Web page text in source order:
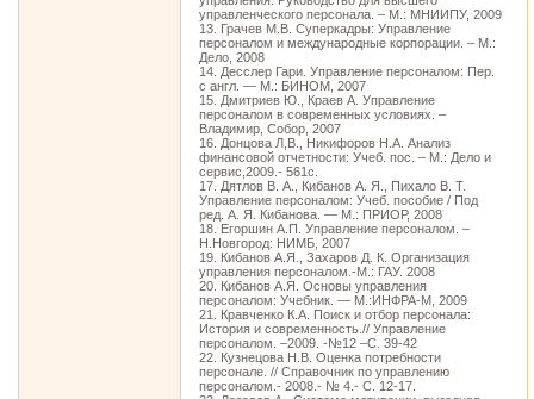
управленческого персонала. – М.: МНИИПУ, 2009
13. Грачев М.В. Суперкадры: Управление
персоналом и международные корпорации. – М.:
Дело, 2008
14. Десслер Гари. Управление персоналом: Пер.
с англ. — М.: БИНОМ, 2007
15. Дмитриев Ю., Краев А. Управление
персоналом в современных условиях. –
Владимир, Собор, 2007
16. Донцова Л,В., Никифоров Н.А. Анализ
финансовой отчетности: Учеб. пос. – М.: Дело и
сервис,2009.- 561с.
17. Дятлов В. А., Кибанов А. Я., Пихало В. Т.
Управление персоналом: Учеб. пособие / Под
ред. А. Я. Кибанова. — М.: ПРИОР, 2008
18. Егоршин А.П. Управление персоналом. –
Н.Новгород: НИМБ, 2007
19. Кибанов А.Я., Захаров Д. К. Организация
управления персоналом.-М.: ГАУ. 2008
20. Кибанов А.Я. Основы управления
персоналом: Учебник. — М.:ИНФРА-М, 2009
21. Кравченко К.А. Поиск и отбор персонала:
История и современность.// Управление
персоналом. –2009. -№12 –С. 39-42
22. Кузнецова Н.В. Оценка потребности
персонале. // Справочник по управлению
персоналом.- 2008.- № 4.- С. 12-17.